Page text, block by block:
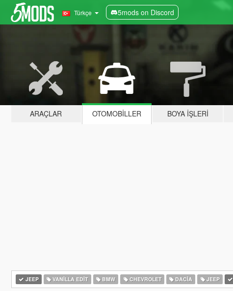
Türkçe 5mods on Discord
ARAÇLAR OTOMOBILLER BOYA İŞLERI
JEEP VANILLA EDIT BMW CHEVROLET DACIA JEEP